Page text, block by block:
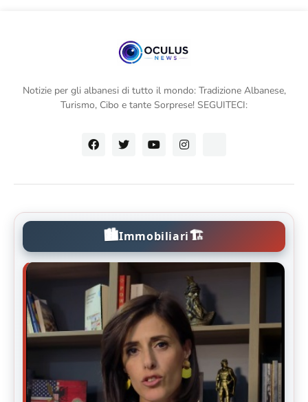
Notizie per gli albanesi di tutto il mondo: Tradizione Albanese,
Turismo, Cibo e tante Sorprese! SEGUITECI:
🏙️Immobiliari🏗️